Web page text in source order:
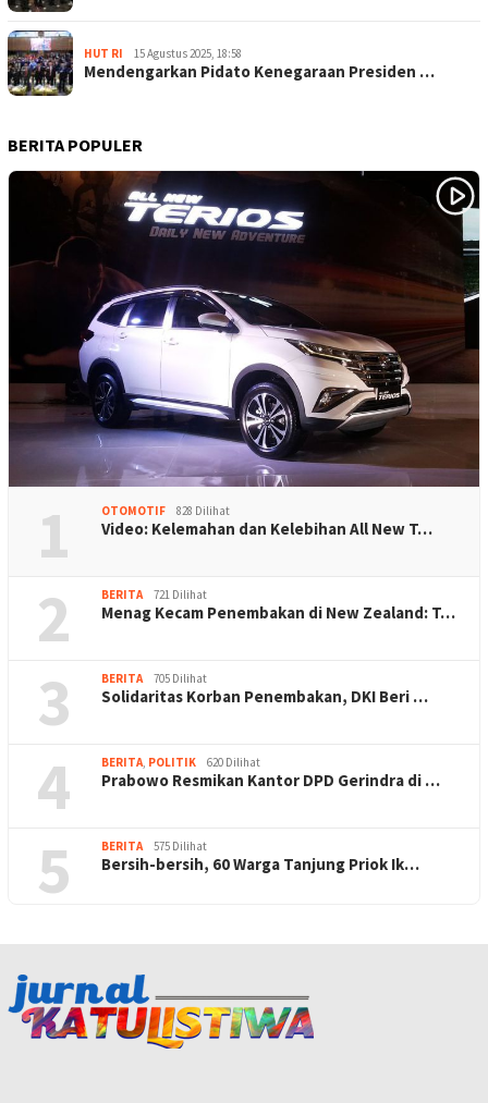
HUT RI 15 Agustus 2025, 18:58
Mendengarkan Pidato Kenegaraan Presiden …
BERITA POPULER
1 OTOMOTIF 828 Dilihat
Video: Kelemahan dan Kelebihan All New T…
2 BERITA 721 Dilihat
Menag Kecam Penembakan di New Zealand: T…
3 BERITA 705 Dilihat
Solidaritas Korban Penembakan, DKI Beri …
4 BERITA POLITIK 620 Dilihat
Prabowo Resmikan Kantor DPD Gerindra di …
5 BERITA 575 Dilihat
Bersih-bersih, 60 Warga Tanjung Priok Ik…